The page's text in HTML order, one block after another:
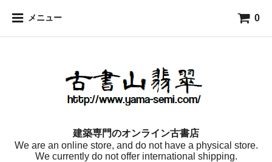
メニュー 0
建築専門のオンライン古書店
We are an online store, and do not have a physical store.
We currently do not offer international shipping.